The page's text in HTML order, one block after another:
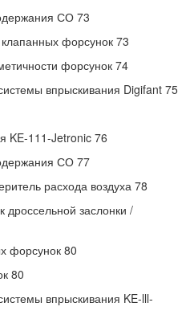
СО 73
форсунок 73
форсунок 74
впрыскивания Digifant 75
KE-111-Jetronic 76
СО 77
расхода воздуха 78
дроссельной заслонки /
форсунок 80
80
впрыскивания KE-lll-